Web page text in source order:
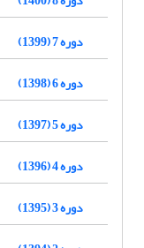
دوره 7 (1399)
دوره 6 (1398)
دوره 5 (1397)
دوره 4 (1396)
دوره 3 (1395)